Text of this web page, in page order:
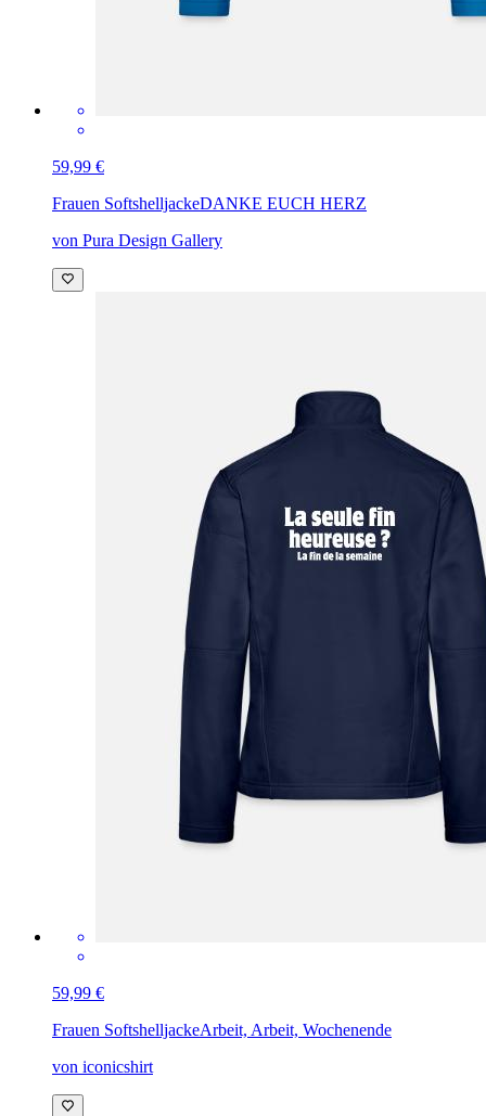
59,99 €
Frauen SoftshelljackeDANKE EUCH HERZ
von Pura Design Gallery
59,99 €
Frauen SoftshelljackeArbeit, Arbeit, Wochenende
von iconicshirt